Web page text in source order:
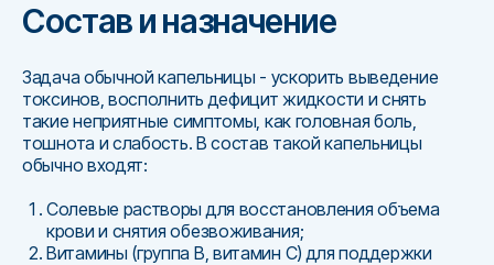
Состав и назначение
Задача обычной капельницы - ускорить выведение
токсинов, восполнить дефицит жидкости и снять
такие неприятные симптомы, как головная боль,
тошнота и слабость. В состав такой капельницы
обычно входят:
Солевые растворы для восстановления объема
крови и снятия обезвоживания;
Витамины (группа В, витамин С) для поддержки